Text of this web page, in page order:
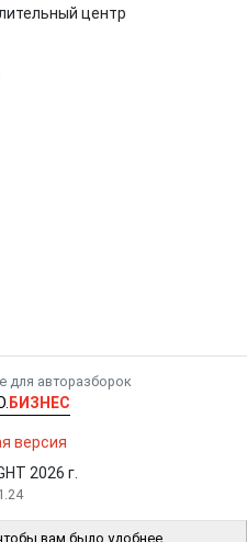
центр
для авторазборок
БИЗНЕС
версия
2026 г.
вам было удобнее